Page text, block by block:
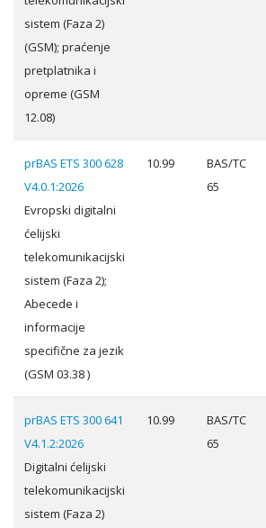
sistem (Faza 2)
(GSM); praćenje
pretplatnika i
opreme (GSM
12.08)
prBAS ETS 300 628
V4.0.1:2026
Evropski digitalni
ćelijski
telekomunikacijski
sistem (Faza 2);
Abecede i
informacije
specifične za jezik
(GSM 03.38 )
10.99
BAS/TC
65
prBAS ETS 300 641
V4.1.2:2026
Digitalni ćelijski
telekomunikacijski
sistem (Faza 2)
10.99
BAS/TC
65